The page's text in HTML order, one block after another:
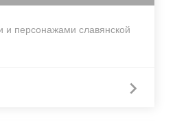
и персонажами славянской